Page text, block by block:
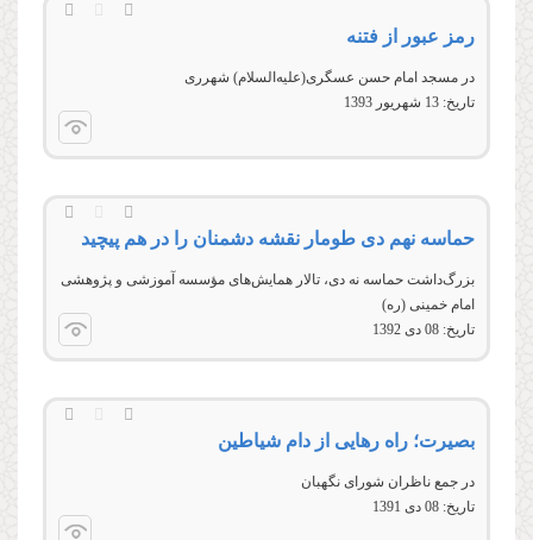
رمز عبور از فتنه
در مسجد امام حسن عسگری(علیه‌السلام) شهرری
تاریخ: 13 شهريور 1393
حماسه نهم دی طومار نقشه دشمنان را در هم پیچید
بزرگ‌داشت حماسه نه دی، تالار همايش‌های مؤسسه آموزشی و پژوهشی
امام خمينی (ره)
تاریخ: 08 دى 1392
بصیرت؛ راه رهایی از دام‌ شیاطین
در جمع ناظران شورای نگهبان
تاریخ: 08 دى 1391